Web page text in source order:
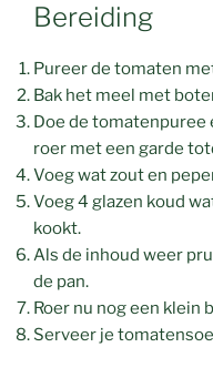
Bereiding
Pureer de tomaten
Bak het meel met
Doe de tomatenpuree
roer met een garde
Voeg wat zout en
Voeg 4 glazen koud
kookt.
Als de inhoud weer
de pan.
Roer nu nog een klein
Serveer je